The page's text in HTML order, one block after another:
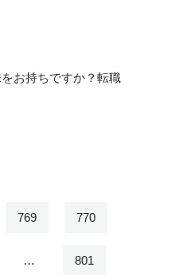
お持ちですか？転職
769 770
… 801